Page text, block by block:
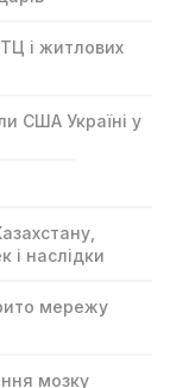
і житлових
США Україні у
і наслідки
мережу
мозку